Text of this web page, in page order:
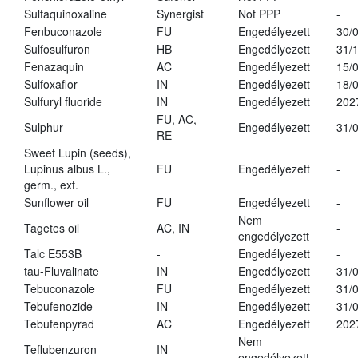
Sulfaquinoxaline
Synergist Not PPP
-
Fenbuconazole
FU Engedélyezett
30/
Sulfosulfuron
HB Engedélyezett
31/
Fenazaquin
AC Engedélyezett
15/
Sulfoxaflor
IN Engedélyezett
18/
Sulfuryl fluoride
IN Engedélyezett
Sulphur
FU, AC,
RE
Engedélyezett
31/
Sweet Lupin (seeds),
Lupinus albus L.,
germ., ext.
FU Engedélyezett -
Sunflower oil FU Engedélyezett
-
Tagetes oil
AC, IN
Nem
engedélyezett
-
Talc E553B
- Engedélyezett
-
tau-Fluvalinate
IN Engedélyezett
31/
Tebuconazole
FU Engedélyezett
31/
Tebufenozide
IN Engedélyezett
31/
Tebufenpyrad
AC Engedélyezett
Teflubenzuron
IN
Nem